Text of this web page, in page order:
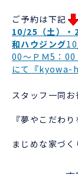
ご予約は下記
10/25（土）・
和ハウジング
00～ＰＭ5：00
にて『
スタッフ一同
『夢やこだわ
まじめな家づく